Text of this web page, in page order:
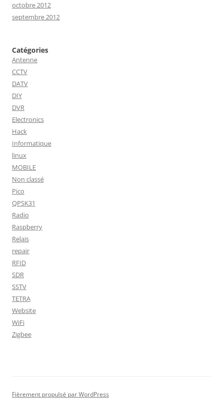
octobre 2012
septembre 2012
Catégories
Antenne
CCTV
DATV
DIY
DVR
Electronics
Hack
Informatique
linux
MOBILE
Non classé
Pico
QPSK31
Radio
Raspberry
Relais
repair
RFID
SDR
SSTV
TETRA
Website
WiFi
Zigbee
Fièrement propulsé par WordPress